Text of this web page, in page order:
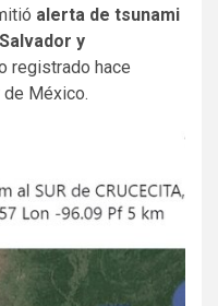
alerta de tsunami
y
registrado hace
de México.